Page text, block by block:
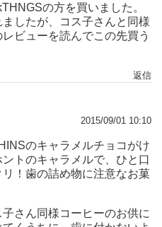
の方を買いました。
したが、コス子さんと同様
ビューを読んでこの先買う
返信
2015/09/01 10:10
のキャラメルチョコがけ
トのキャラメルで、ひと口
！歯の詰め物に注意なお菓
さん同様コーヒーのお供に